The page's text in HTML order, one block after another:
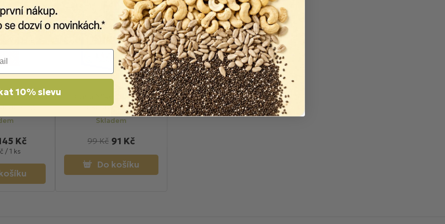
Madagaskar
45g
Kč
/ 1 ks
Carla Mikeš mléčné
čokoládky 125g
Skladem
91 Kč
99 Kč
Do košíku
10% slevu